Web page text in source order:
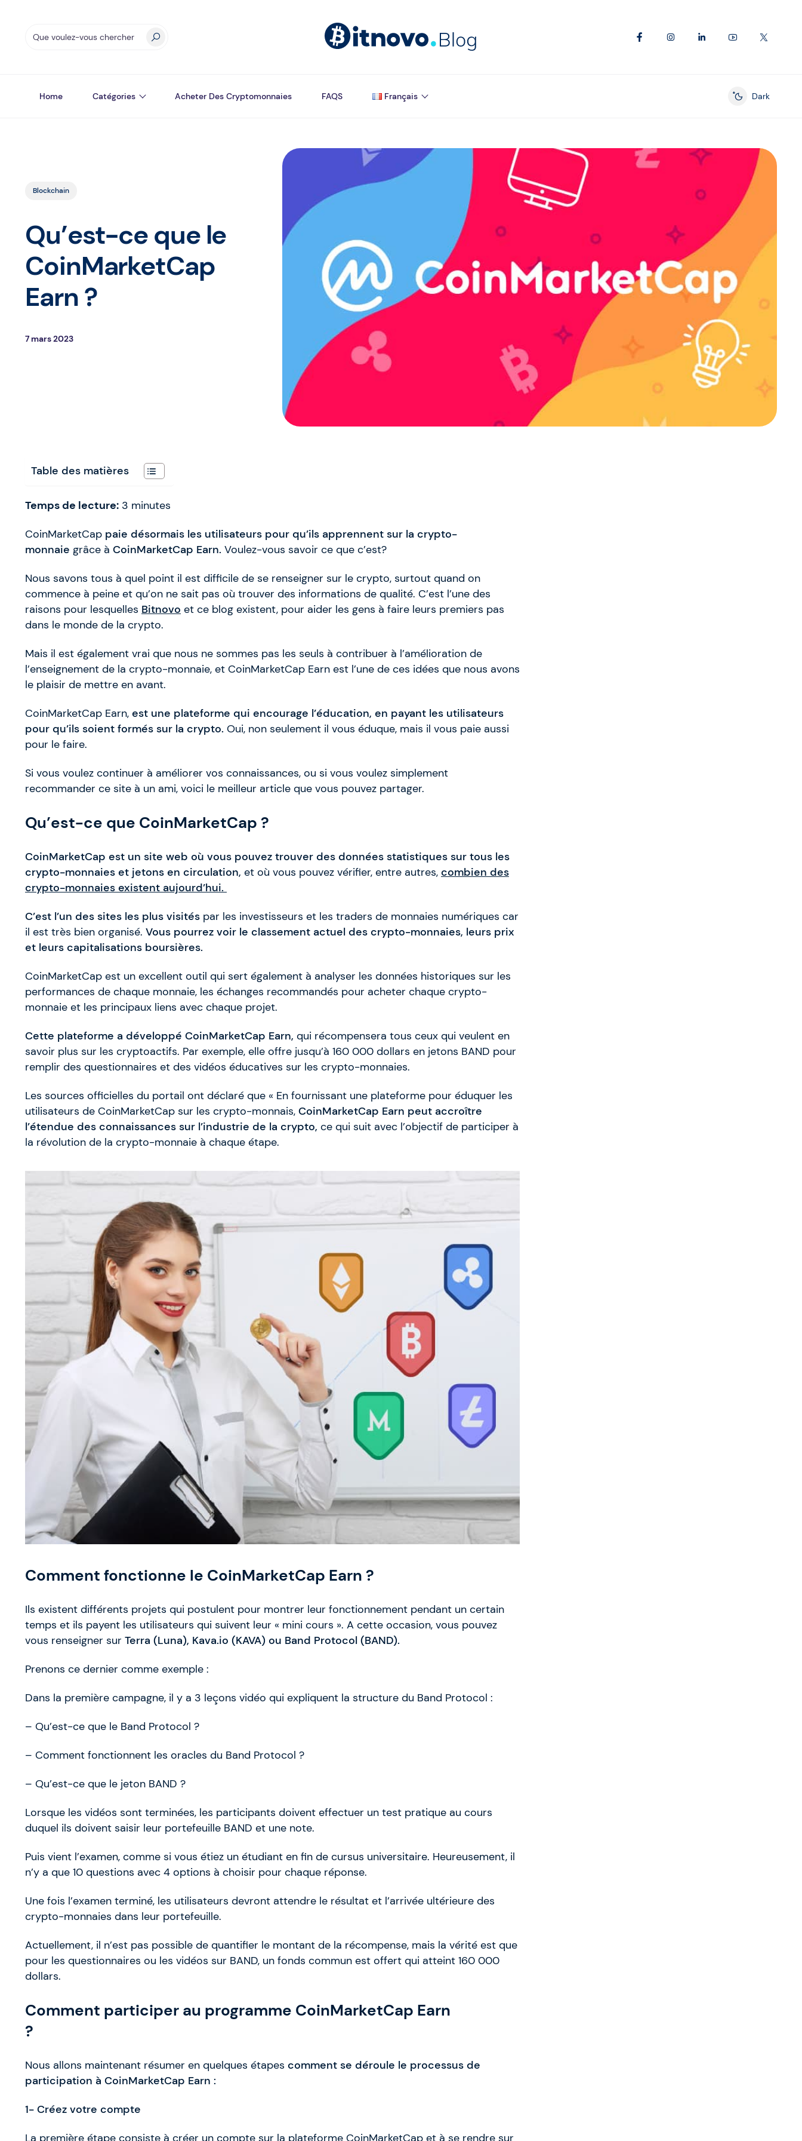
Home Catégories Acheter Des Cryptomonnaies FAQS Français
Enable dark
Dark
Blockchain
Qu’est-ce que le
CoinMarketCap
Earn ?
7 mars 2023
Table des matières
Temps de lecture: 3 minutes
CoinMarketCap paie désormais les utilisateurs pour qu’ils apprennent sur la crypto-
monnaie grâce à CoinMarketCap Earn. Voulez-vous savoir ce que c’est?
Nous savons tous à quel point il est difficile de se renseigner sur le crypto, surtout quand on
commence à peine et qu’on ne sait pas où trouver des informations de qualité. C’est l’une des
raisons pour lesquelles Bitnovo et ce blog existent, pour aider les gens à faire leurs premiers pas
dans le monde de la crypto.
Mais il est également vrai que nous ne sommes pas les seuls à contribuer à l’amélioration de
l’enseignement de la crypto-monnaie, et CoinMarketCap Earn est l’une de ces idées que nous avons
le plaisir de mettre en avant.
CoinMarketCap Earn, est une plateforme qui encourage l’éducation, en payant les utilisateurs
pour qu’ils soient formés sur la crypto. Oui, non seulement il vous éduque, mais il vous paie aussi
pour le faire.
Si vous voulez continuer à améliorer vos connaissances, ou si vous voulez simplement
recommander ce site à un ami, voici le meilleur article que vous pouvez partager.
Qu’est-ce que CoinMarketCap ?
CoinMarketCap est un site web où vous pouvez trouver des données statistiques sur tous les
crypto-monnaies et jetons en circulation, et où vous pouvez vérifier, entre autres, combien des
crypto-monnaies existent aujourd’hui.
C’est l’un des sites les plus visités par les investisseurs et les traders de monnaies numériques car
il est très bien organisé. Vous pourrez voir le classement actuel des crypto-monnaies, leurs prix
et leurs capitalisations boursières.
CoinMarketCap est un excellent outil qui sert également à analyser les données historiques sur les
performances de chaque monnaie, les échanges recommandés pour acheter chaque crypto-
monnaie et les principaux liens avec chaque projet.
Cette plateforme a développé CoinMarketCap Earn, qui récompensera tous ceux qui veulent en
savoir plus sur les cryptoactifs. Par exemple, elle offre jusqu’à 160 000 dollars en jetons BAND pour
remplir des questionnaires et des vidéos éducatives sur les crypto-monnaies.
Les sources officielles du portail ont déclaré que « En fournissant une plateforme pour éduquer les
utilisateurs de CoinMarketCap sur les crypto-monnais, CoinMarketCap Earn peut accroître
l’étendue des connaissances sur l’industrie de la crypto, ce qui suit avec l’objectif de participer à
la révolution de la crypto-monnaie à chaque étape.
Comment fonctionne le CoinMarketCap Earn ?
Ils existent différents projets qui postulent pour montrer leur fonctionnement pendant un certain
temps et ils payent les utilisateurs qui suivent leur « mini cours ». A cette occasion, vous pouvez
vous renseigner sur Terra (Luna), Kava.io (KAVA) ou Band Protocol (BAND).
Prenons ce dernier comme exemple :
Dans la première campagne, il y a 3 leçons vidéo qui expliquent la structure du Band Protocol :
– Qu’est-ce que le Band Protocol ?
– Comment fonctionnent les oracles du Band Protocol ?
– Qu’est-ce que le jeton BAND ?
Lorsque les vidéos sont terminées, les participants doivent effectuer un test pratique au cours
duquel ils doivent saisir leur portefeuille BAND et une note.
Puis vient l’examen, comme si vous étiez un étudiant en fin de cursus universitaire. Heureusement, il
n’y a que 10 questions avec 4 options à choisir pour chaque réponse.
Une fois l’examen terminé, les utilisateurs devront attendre le résultat et l’arrivée ultérieure des
crypto-monnaies dans leur portefeuille.
Actuellement, il n’est pas possible de quantifier le montant de la récompense, mais la vérité est que
pour les questionnaires ou les vidéos sur BAND, un fonds commun est offert qui atteint 160 000
dollars.
Comment participer au programme CoinMarketCap Earn
?
Nous allons maintenant résumer en quelques étapes comment se déroule le processus de
participation à CoinMarketCap Earn :
1- Créez votre compte
La première étape consiste à créer un compte sur la plateforme CoinMarketCap et à se rendre sur